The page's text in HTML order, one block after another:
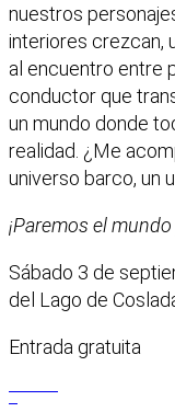
nuestros
interiores crezcan,
al encuentro entre
conductor que
un mundo donde
realidad. ¿Me
universo barco, un
¡Paremos el
Sábado 3 de
del Lago de
Entrada gratuita